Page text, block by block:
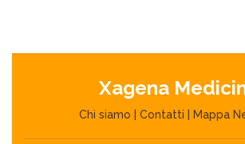
Xagena
Chi siamo Contatti Mappa